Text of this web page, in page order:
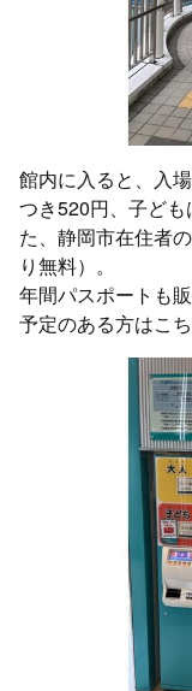
館内に入ると、入
つき520円、子ど
た、静岡市在住者
り無料）。
年間パスポートも
予定のある方はこ